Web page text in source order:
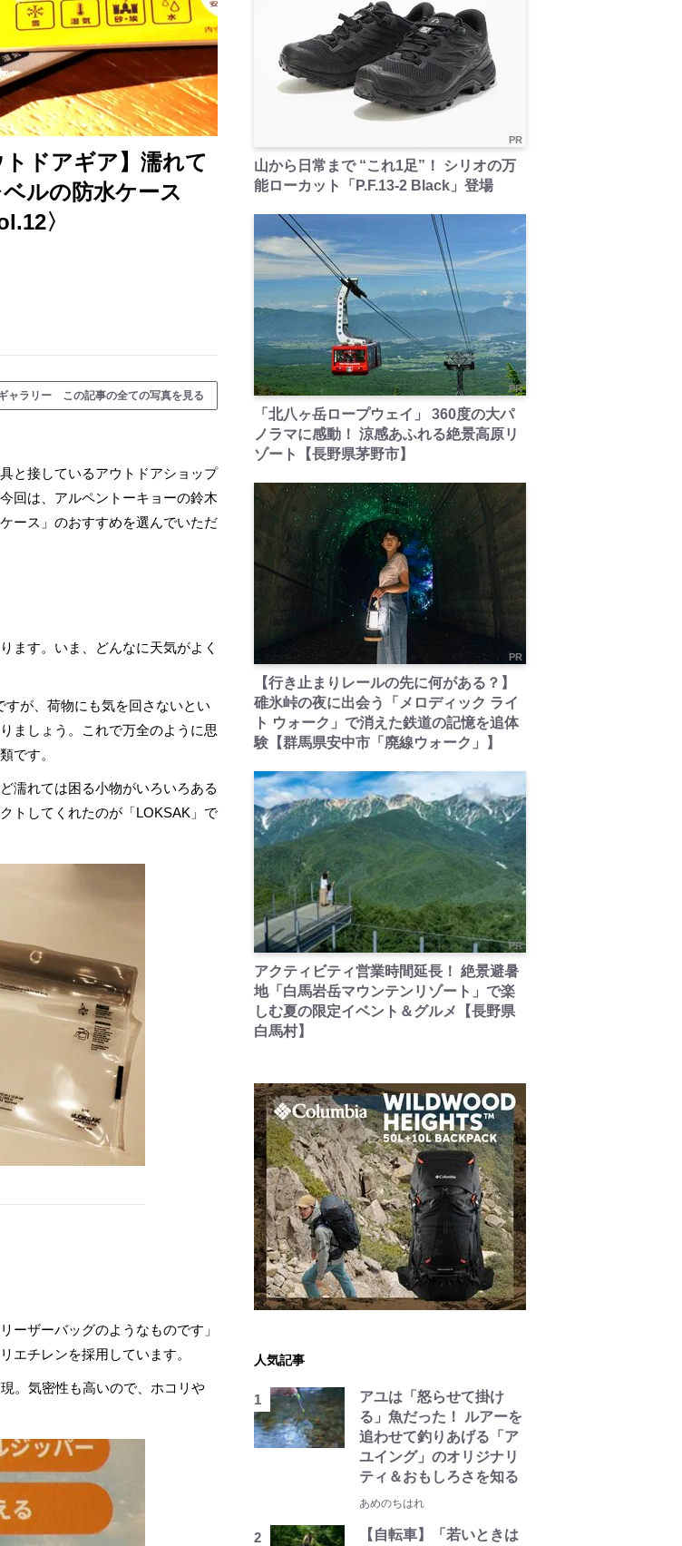
ドアギア】濡れて
ルの防水ケース
〉
ャラリー この記事の全ての写真を見る
と接しているアウトドアショップ
回は、アルペントーキョーの鈴木
ース」のおすすめを選んでいただ
ます。いま、どんなに天気がよく
が、荷物にも気を回さないとい
ましょう。これで万全のように思
です。
濡れては困る小物がいろいろある
トしてくれたのが「LOKSAK」で
ザーバッグのようなものです」
エチレンを採用しています。
。気密性も高いので、ホコリや
PR
山から日常まで “これ1足”！ シリオの万
能ローカット「P.F.13-2 Black」登場
PR
「北八ヶ岳ロープウェイ」 360度の大パ
ノラマに感動！ 涼感あふれる絶景高原リ
ゾート【長野県茅野市】
PR
【行き止まりレールの先に何がある？】
碓氷峠の夜に出会う「メロディック ライ
ト ウォーク」で消えた鉄道の記憶を追体
験【群馬県安中市「廃線ウォーク」】
PR
アクティビティ営業時間延長！ 絶景避暑
地「白馬岩岳マウンテンリゾート」で楽
しむ夏の限定イベント＆グルメ【長野県
白馬村】
人気記事
アユは「怒らせて掛け
る」魚だった！ ルアーを
追わせて釣りあげる「ア
ユイング」のオリジナリ
ティ＆おもしろさを知る
あめのちはれ
【自転車】「若いときは